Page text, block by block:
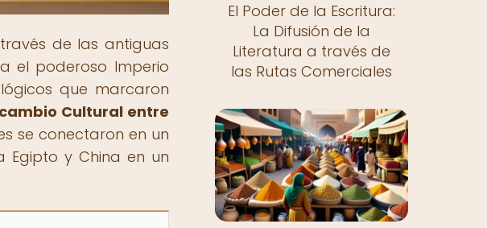
de las antiguas
el poderoso Imperio
que marcaron
Cultural entre
se conectaron en un
Egipto y China en un
El Poder de la Escritura:
La Difusión de la
Literatura a través de
las Rutas Comerciales